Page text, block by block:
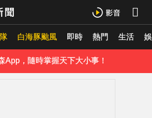
白海豚颱風 即時 熱門 生活
App，隨時掌握天下大小事！